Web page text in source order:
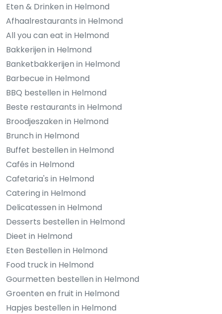
Eten & Drinken in Helmond
Afhaalrestaurants in Helmond
All you can eat in Helmond
Bakkerijen in Helmond
Banketbakkerijen in Helmond
Barbecue in Helmond
BBQ bestellen in Helmond
Beste restaurants in Helmond
Broodjeszaken in Helmond
Brunch in Helmond
Buffet bestellen in Helmond
Cafés in Helmond
Cafetaria's in Helmond
Catering in Helmond
Delicatessen in Helmond
Desserts bestellen in Helmond
Dieet in Helmond
Eten Bestellen in Helmond
Food truck in Helmond
Gourmetten bestellen in Helmond
Groenten en fruit in Helmond
Hapjes bestellen in Helmond